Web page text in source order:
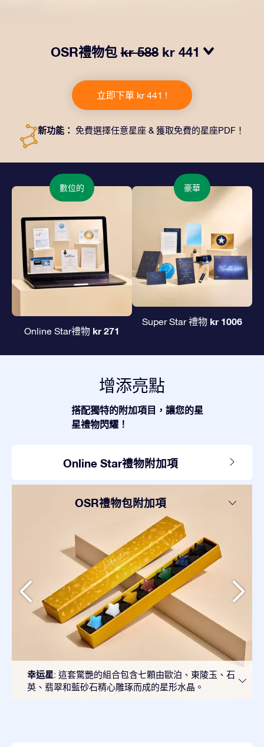
OSR禮物包kr 588 kr 441
一個精美的信封、寄往您的收貨地址的個性化文檔、電子
文件以及免費應用程序。這是一種向親友贈送永恒禮物的
神奇方式。
立即下單 kr 441 !
新功能： 免費選擇任意星座 & 獲取免費的星座PDF！
數位的
Online Star禮物 kr 271
豪華
Super Star 禮物 kr 1006
增添亮點
搭配獨特的附加項目，讓您的星
星禮物閃耀！
Online Star禮物附加項
OSR禮物包附加項
幸运星: 這套驚艷的組合包含七顆由歐泊、東陵玉、石
英、翡翠和藍砂石精心雕琢而成的星形水晶。